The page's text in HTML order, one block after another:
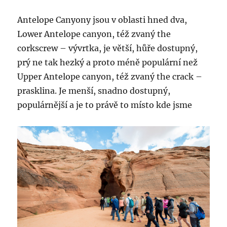
Antelope Canyony jsou v oblasti hned dva,
Lower Antelope canyon, též zvaný the
corkscrew – vývrtka, je větší, hůře dostupný,
prý ne tak hezký a proto méně populární než
Upper Antelope canyon, též zvaný the crack –
prasklina. Je menší, snadno dostupný,
populárnější a je to právě to místo kde jsme